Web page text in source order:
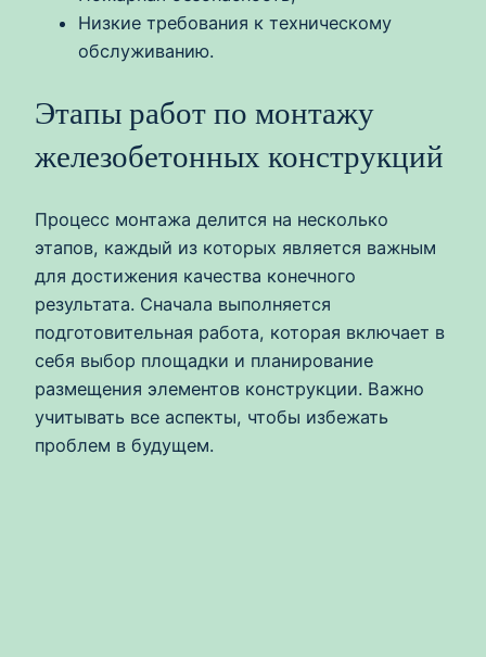
Низкие требования к техническому
обслуживанию.
Этапы работ по монтажу
железобетонных конструкций
Процесс монтажа делится на несколько
этапов, каждый из которых является важным
для достижения качества конечного
результата. Сначала выполняется
подготовительная работа, которая включает в
себя выбор площадки и планирование
размещения элементов конструкции. Важно
учитывать все аспекты, чтобы избежать
проблем в будущем.